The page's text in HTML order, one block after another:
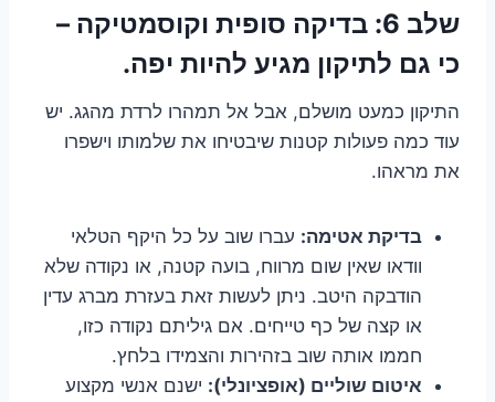
שלב 6: בדיקה סופית וקוסמטיקה –
כי גם לתיקון מגיע להיות יפה.
התיקון כמעט מושלם, אבל אל תמהרו לרדת מהגג. יש
עוד כמה פעולות קטנות שיבטיחו את שלמותו וישפרו
את מראהו.
בדיקת אטימה: עברו שוב על כל היקף הטלאי
וודאו שאין שום מרווח, בועה קטנה, או נקודה שלא
הודבקה היטב. ניתן לעשות זאת בעזרת מברג עדין
או קצה של כף טייחים. אם גיליתם נקודה כזו,
חממו אותה שוב בזהירות והצמידו בלחץ.
איטום שוליים (אופציונלי): ישנם אנשי מקצוע